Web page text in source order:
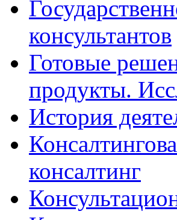
консультантов
Готовые
продукты.
История
консалтинг